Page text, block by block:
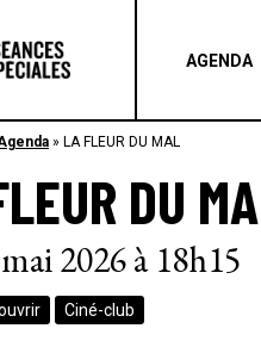
AGENDA
» LA FLEUR DU MAL
DU
2026 à 18h15
Ciné-club